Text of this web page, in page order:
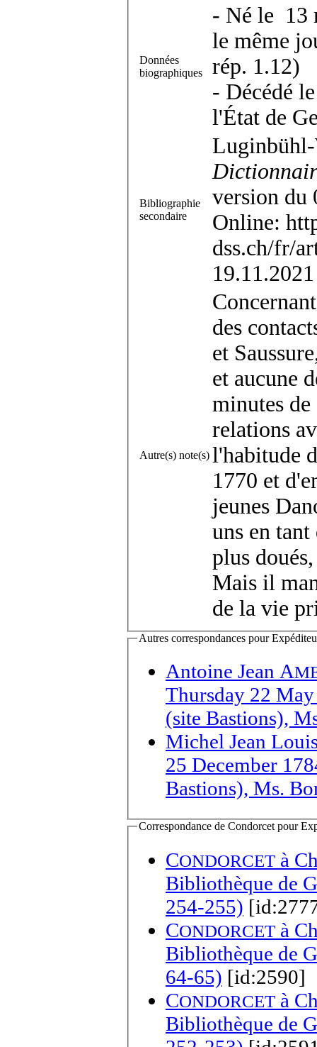
Données
biographiques
- Né le 13
le même
rép. 1.12)
- Décédé
l'État de
Bibliographie
secondaire
Luginbühl-
version du
Online:
dss.ch/fr/
19.11.2021
Autre(s) note(s)
des
et
et aucune
minutes de
relations
l'habitude
1770 et
jeunes
uns en tant
plus
Mais il
de la vie
Autres correspondances pour
Antoine Jean A
Thursday 22
(site Bastions),
Michel Jean
25 December
Bastions), Ms.
Correspondance de Condorcet pour
CONDORCET à
Bibliothèque de
254-255)
CONDORCET à
Bibliothèque de
64-65) [id:2590]
CONDORCET à
Bibliothèque de